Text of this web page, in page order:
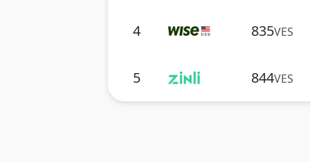
4 835VES
5 844VES